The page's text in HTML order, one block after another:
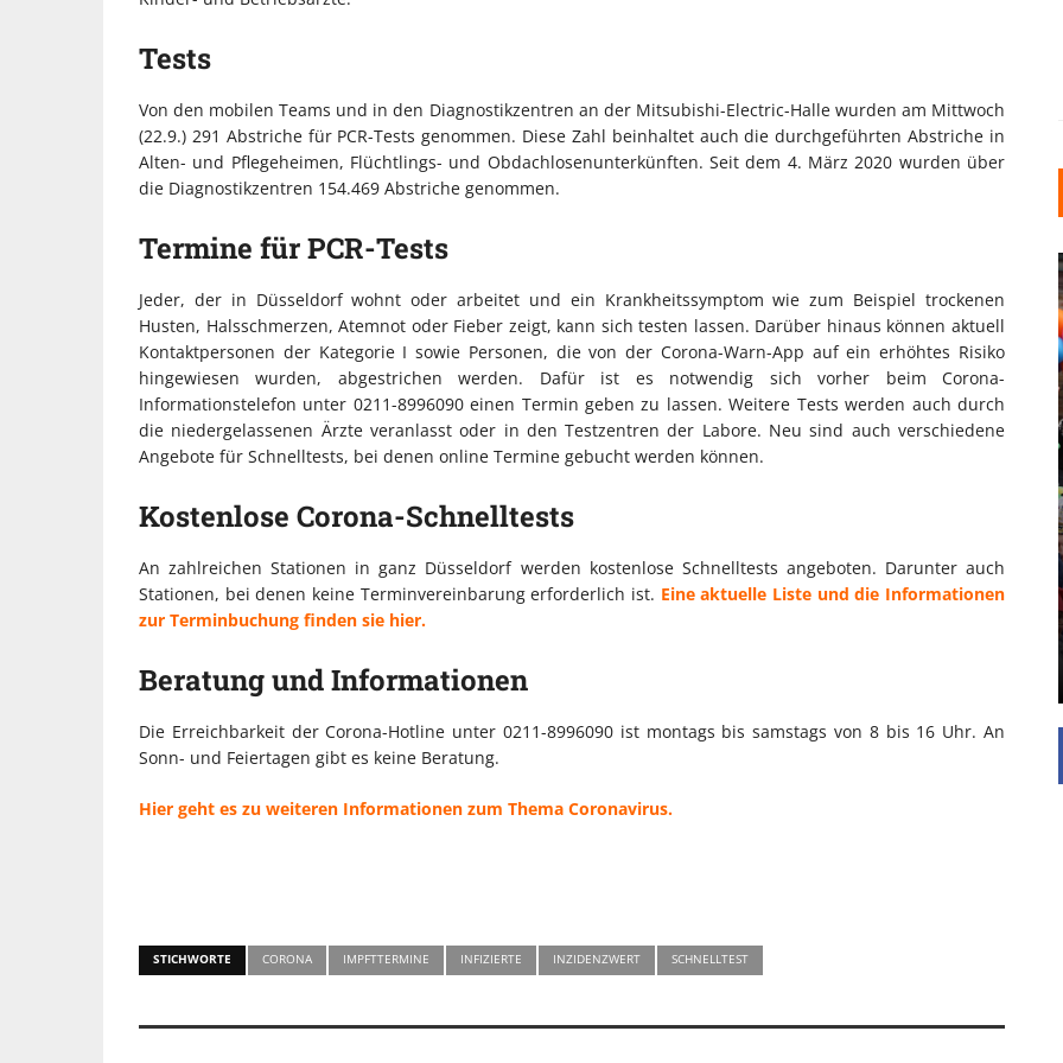
Tests
Von den mobilen Teams und in den Diagnostikzentren an der Mitsubishi-Electric-Halle wurden am Mittwoch
(22.9.) 291 Abstriche für PCR-Tests genommen. Diese Zahl beinhaltet auch die durchgeführten Abstriche in
Alten- und Pflegeheimen, Flüchtlings- und Obdachlosenunterkünften. Seit dem 4. März 2020 wurden über
die Diagnostikzentren 154.469 Abstriche genommen.
Termine für PCR-Tests
Jeder, der in Düsseldorf wohnt oder arbeitet und ein Krankheitssymptom wie zum Beispiel trockenen
Husten, Halsschmerzen, Atemnot oder Fieber zeigt, kann sich testen lassen. Darüber hinaus können aktuell
Kontaktpersonen der Kategorie I sowie Personen, die von der Corona-Warn-App auf ein erhöhtes Risiko
hingewiesen wurden, abgestrichen werden. Dafür ist es notwendig sich vorher beim Corona-
Informationstelefon unter 0211-8996090 einen Termin geben zu lassen. Weitere Tests werden auch durch
die niedergelassenen Ärzte veranlasst oder in den Testzentren der Labore. Neu sind auch verschiedene
Angebote für Schnelltests, bei denen online Termine gebucht werden können.
Kostenlose Corona-Schnelltests
An zahlreichen Stationen in ganz Düsseldorf werden kostenlose Schnelltests angeboten. Darunter auch
Stationen, bei denen keine Terminvereinbarung erforderlich ist. Eine aktuelle Liste und die Informationen
zur Terminbuchung finden sie hier.
Beratung und Informationen
Die Erreichbarkeit der Corona-Hotline unter 0211-8996090 ist montags bis samstags von 8 bis 16 Uhr. An
Sonn- und Feiertagen gibt es keine Beratung.
Hier geht es zu weiteren Informationen zum Thema Coronavirus.
STICHWORTE CORONA IMPFTTERMINE INFIZIERTE INZIDENZWERT SCHNELLTEST
INDUSTRIELLER CHIC: WIE
KUNSTSTOFFFENSTER DEN
Die Inspiration des industriellen Chics sind die
Werkshallen des Industriezeitalters. Die Basis für